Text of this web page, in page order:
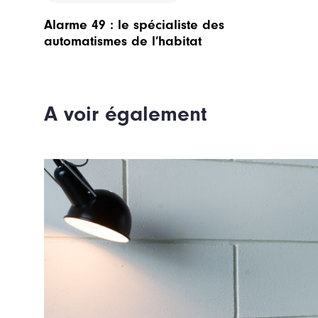
t
r
é
d
t
Alarme 49 : le spécialiste des
automatismes de l’habitat
A voir également